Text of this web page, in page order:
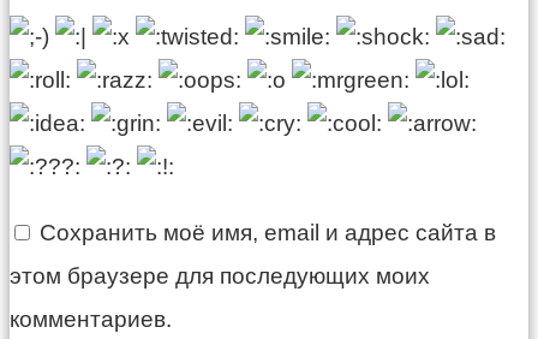
Сохранить моё имя, email и адрес сайта в
этом браузере для последующих моих
комментариев.